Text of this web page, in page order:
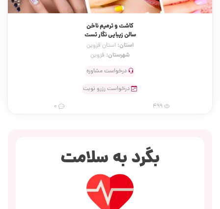
کاشت و ترمیم ناخن
سالن زیبایی نگار تست
استان: استان قزوین
شهرستان: قزوین
درخواست مشاوره
درخواست رزرو نوبت
499
بگرد به سلامت